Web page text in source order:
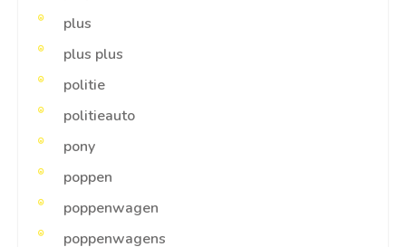
plus
plus plus
politie
politieauto
pony
poppen
poppenwagen
poppenwagens